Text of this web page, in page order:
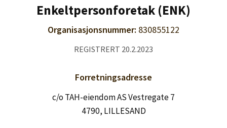
Logg inn
Lag konto
Enkeltpersonforetak (ENK)
Organisasjonsnummer: 830855122
REGISTRERT 20.2.2023
Forretningsadresse
c/o TAH-eiendom AS Vestregate 7
4790, LILLESAND